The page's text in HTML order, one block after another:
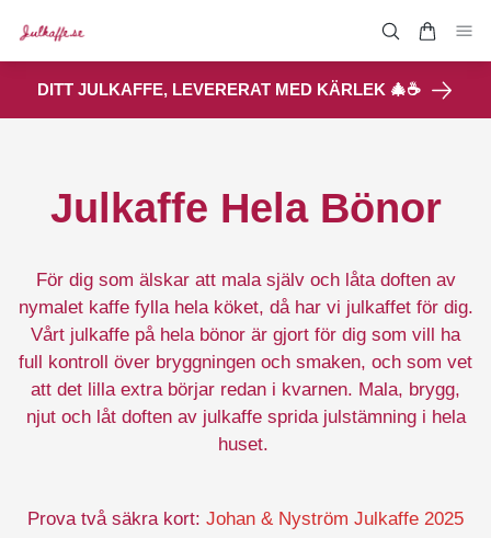
DITT JULKAFFE, LEVERERAT MED KÄRLEK 🎄☕
Julkaffe Hela Bönor
För dig som älskar att mala själv och låta doften av
nymalet kaffe fylla hela köket, då har vi julkaffet för dig.
Vårt julkaffe på hela bönor är gjort för dig som vill ha
full kontroll över bryggningen och smaken, och som vet
att det lilla extra börjar redan i kvarnen. Mala, brygg,
njut och låt doften av julkaffe sprida julstämning i hela
huset.
Prova två säkra kort: Johan & Nyström Julkaffe 2025